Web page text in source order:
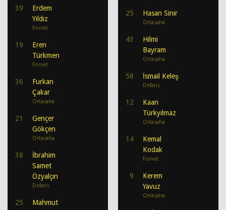
39
Erdem
Yıldız
Forvet
19
Eren
Türkmen
Forvet
36
Furkan
Çakar
Ortasaha
21
Gençer
Gökçen
Ortasaha
38
İbrahim
Samet
Özyalçın
Defans
25
Mahmut
25 Hasan Sinir
Ortasaha
43
Hilmi
Bayram
Ortasaha
58 İsmail Keleş
Defans
12
Kaan
Türkyılmaz
Ortasaha
14
Kemal
Kodak
Forvet
9
Kerem
Yavuz
Ortasaha